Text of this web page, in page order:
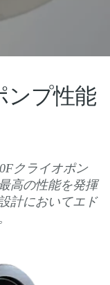
ンプ性能
クライオポン
高の性能を発揮
計においてエド